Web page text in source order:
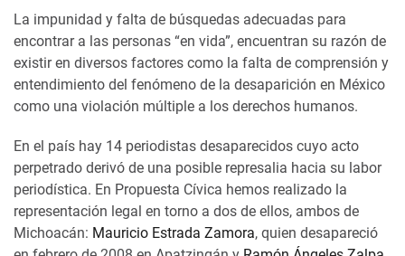
La impunidad y falta de búsquedas adecuadas para
encontrar a las personas “en vida”, encuentran su razón de
existir en diversos factores como la falta de comprensión y
entendimiento del fenómeno de la desaparición en México
como una violación múltiple a los derechos humanos.
En el país hay 14 periodistas desaparecidos cuyo acto
perpetrado derivó de una posible represalia hacia su labor
periodística. En Propuesta Cívica hemos realizado la
representación legal en torno a dos de ellos, ambos de
Michoacán: Mauricio Estrada Zamora, quien desapareció